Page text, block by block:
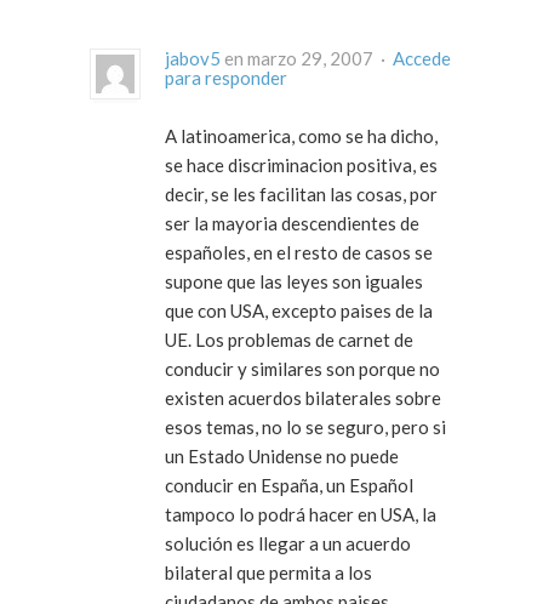
jabov5 en marzo 29, 2007 · Accede
para responder
A latinoamerica, como se ha dicho,
se hace discriminacion positiva, es
decir, se les facilitan las cosas, por
ser la mayoria descendientes de
españoles, en el resto de casos se
supone que las leyes son iguales
que con USA, excepto paises de la
UE. Los problemas de carnet de
conducir y similares son porque no
existen acuerdos bilaterales sobre
esos temas, no lo se seguro, pero si
un Estado Unidense no puede
conducir en España, un Español
tampoco lo podrá hacer en USA, la
solución es llegar a un acuerdo
bilateral que permita a los